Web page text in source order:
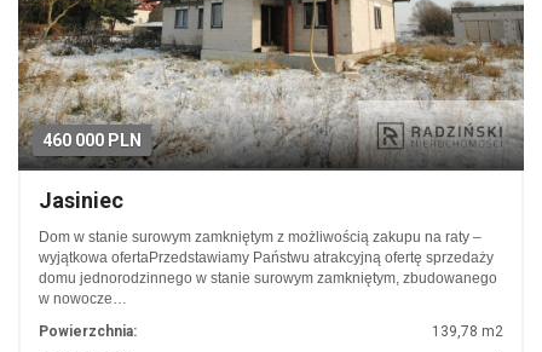
460 000 PLN
Jasiniec
Dom w stanie surowym zamkniętym z możliwością zakupu na raty –
wyjątkowa ofertaPrzedstawiamy Państwu atrakcyjną ofertę sprzedaży
domu jednorodzinnego w stanie surowym zamkniętym, zbudowanego
w nowocze…
Powierzchnia:
139,78 m2